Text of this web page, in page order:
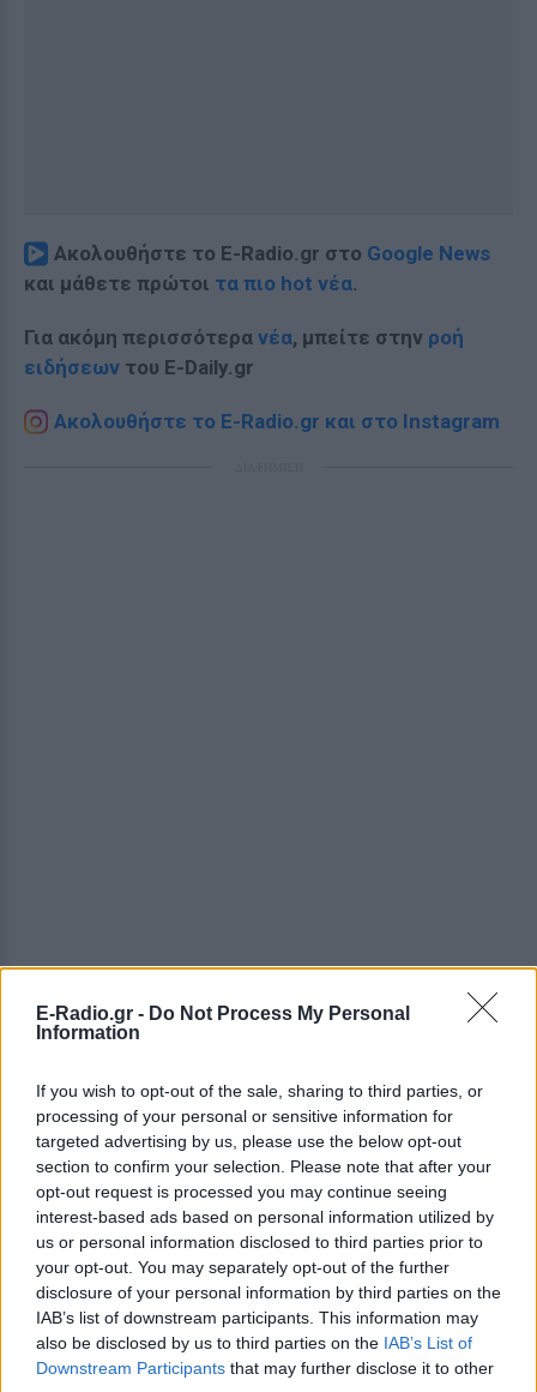
E-Radio.gr - Do Not Process My Personal
Information
If you wish to opt-out of the sale, sharing to third parties, or
processing of your personal or sensitive information for
targeted advertising by us, please use the below opt-out
section to confirm your selection. Please note that after your
opt-out request is processed you may continue seeing
interest-based ads based on personal information utilized by
us or personal information disclosed to third parties prior to
your opt-out. You may separately opt-out of the further
disclosure of your personal information by third parties on the
IAB’s list of downstream participants. This information may
also be disclosed by us to third parties on the IAB’s List of
Downstream Participants that may further disclose it to other
Ακολουθήστε το E-Radio.gr στο Google News
και μάθετε πρώτοι τα πιο hot νέα.
Για ακόμη περισσότερα νέα, μπείτε στην ροή
ειδήσεων του E-Daily.gr
Ακολουθήστε το E-Radio.gr και στο Instagram
ΔΕΙΤΕ ΕΠΙΣΗΣ
ΣΤΗΝ ΙΔΙΑ ΚΑΤΗΓΟΡΙΑ
Πουέρτο Ρίκο: Διανομή νερού
με δελτίο εν μέσω
παρατεταμένης ξηρασίας
ΣΉΜΕΡΑ
Πώς διαχειρίζεται το Πουέρτο Ρίκο την
κρίση νερού και πώς επηρεάζεται η
καθημερινή ζωή των κατοίκων
Σαρωτικοί έλεγχοι στις
παραλίες με drones – Ποιες